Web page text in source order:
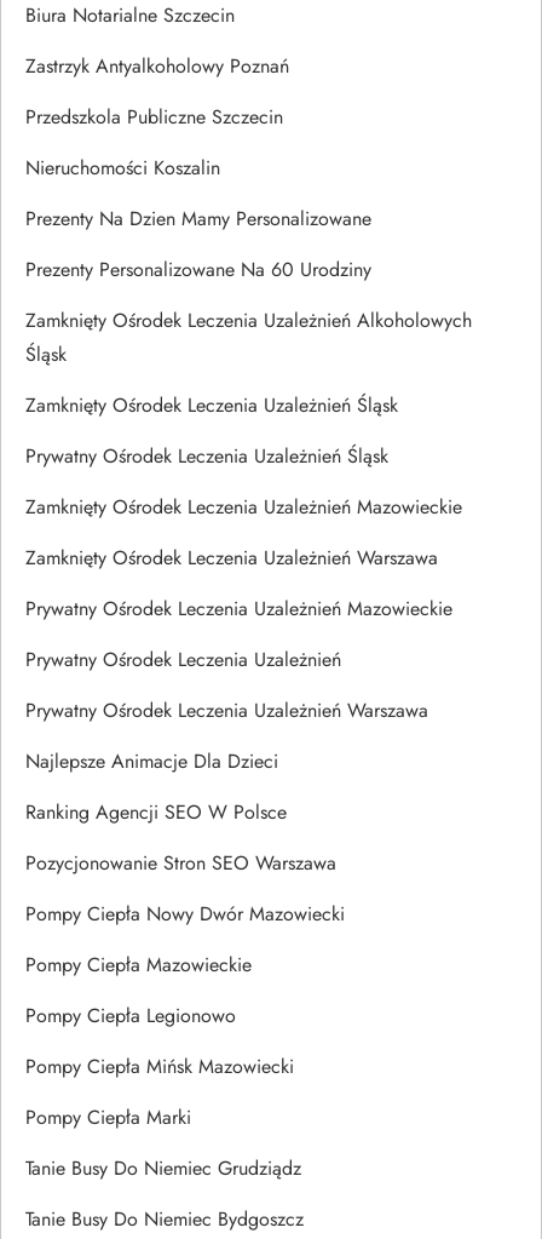
Biura Notarialne Szczecin
Zastrzyk Antyalkoholowy Poznań
Przedszkola Publiczne Szczecin
Nieruchomości Koszalin
Prezenty Na Dzien Mamy Personalizowane
Prezenty Personalizowane Na 60 Urodziny
Zamknięty Ośrodek Leczenia Uzależnień Alkoholowych
Śląsk
Zamknięty Ośrodek Leczenia Uzależnień Śląsk
Prywatny Ośrodek Leczenia Uzależnień Śląsk
Zamknięty Ośrodek Leczenia Uzależnień Mazowieckie
Zamknięty Ośrodek Leczenia Uzależnień Warszawa
Prywatny Ośrodek Leczenia Uzależnień Mazowieckie
Prywatny Ośrodek Leczenia Uzależnień
Prywatny Ośrodek Leczenia Uzależnień Warszawa
Najlepsze Animacje Dla Dzieci
Ranking Agencji SEO W Polsce
Pozycjonowanie Stron SEO Warszawa
Pompy Ciepła Nowy Dwór Mazowiecki
Pompy Ciepła Mazowieckie
Pompy Ciepła Legionowo
Pompy Ciepła Mińsk Mazowiecki
Pompy Ciepła Marki
Tanie Busy Do Niemiec Grudziądz
Tanie Busy Do Niemiec Bydgoszcz